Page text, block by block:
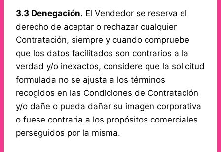
3.3 Denegación. El Vendedor se reserva el
derecho de aceptar o rechazar cualquier
Contratación, siempre y cuando compruebe
que los datos facilitados son contrarios a la
verdad y/o inexactos, considere que la solicitud
formulada no se ajusta a los términos
recogidos en las Condiciones de Contratación
y/o dañe o pueda dañar su imagen corporativa
o fuese contraria a los propósitos comerciales
perseguidos por la misma.